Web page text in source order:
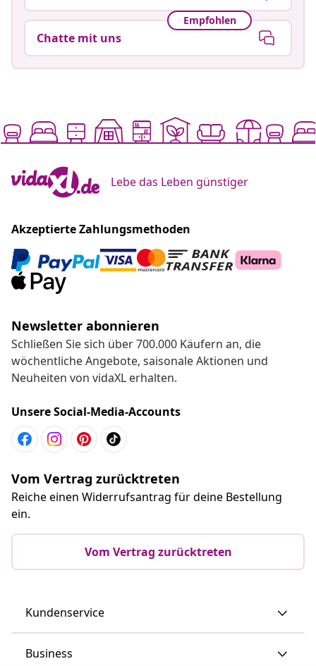
Empfohlen
Chatte mit uns
Lebe das Leben günstiger
Akzeptierte Zahlungsmethoden
Newsletter abonnieren
Schließen Sie sich über 700.000 Käufern an, die
wöchentliche Angebote, saisonale Aktionen und
Neuheiten von vidaXL erhalten.
Unsere Social-Media-Accounts
Vom Vertrag zurücktreten
Reiche einen Widerrufsantrag für deine Bestellung
ein.
Vom Vertrag zurücktreten
Kundenservice
Business